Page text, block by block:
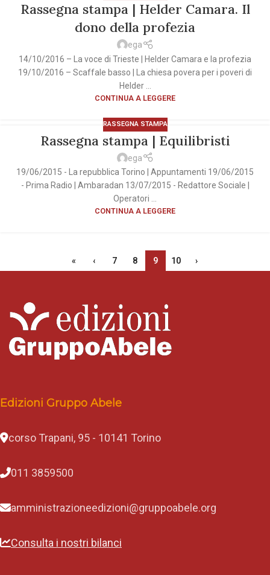
Rassegna stampa | Helder Camara. Il
dono della profezia
ega
14/10/2016 – La voce di Trieste | Helder Camara e la profezia
19/10/2016 – Scaffale basso | La chiesa povera per i poveri di
Helder ...
CONTINUA A LEGGERE
RASSEGNA STAMPA
Rassegna stampa | Equilibristi
ega
19/06/2015 - La repubblica Torino | Appuntamenti 19/06/2015
- Prima Radio | Ambaradan 13/07/2015 - Redattore Sociale |
Operatori ...
CONTINUA A LEGGERE
« ‹ 7 8 9 10 ›
Edizioni Gruppo Abele
corso Trapani, 95 - 10141 Torino
011 3859500
amministrazioneedizioni@gruppoabele.org
Consulta i nostri bilanci